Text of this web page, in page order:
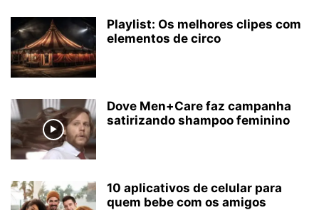
Playlist: Os melhores clipes com
elementos de circo
Dove Men+Care faz campanha
satirizando shampoo feminino
10 aplicativos de celular para
quem bebe com os amigos